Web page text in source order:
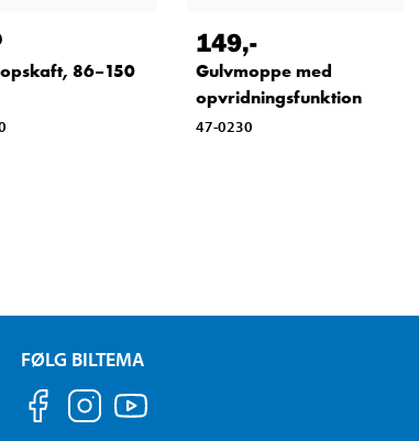
86–150
149,-
Gulvmoppe med
opvridningsfunktion
47-0230
FØLG BILTEMA